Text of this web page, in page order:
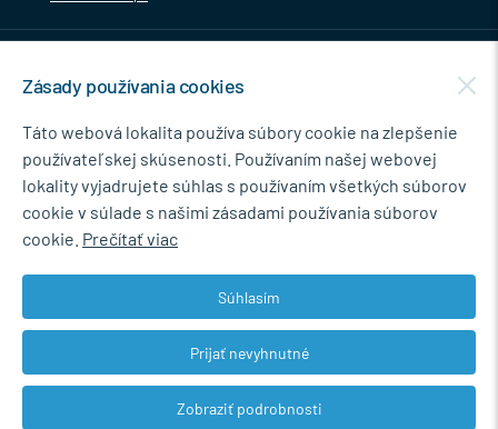
NEWSLETTER
Súhlasím so spracovaním osobných údajov pre marketingové účely.
Zásady ochrany osobných údajov
Web dizajn: MARLOW DESIGN
Zásady používania cookies
Táto webová lokalita používa súbory cookie na zlepšenie
používateľskej skúsenosti. Používaním našej webovej
lokality vyjadrujete súhlas s používaním všetkých súborov
cookie v súlade s našimi zásadami používania súborov
cookie. Prečítať viac
Súhlasím
Prijať nevyhnutné
Zobraziť podrobnosti